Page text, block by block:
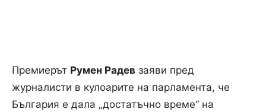
Премиерът Румен Радев заяви пред
журналисти в кулоарите на парламента, че
България е дала „достатъчно време“ на